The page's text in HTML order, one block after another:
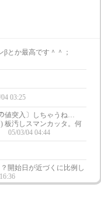
とか最高です＾＾；
03:25
値突入〕しちゃうね…
板汚しスマンカッタ。何
05/03/04 04:44
開始日が近づくに比例し